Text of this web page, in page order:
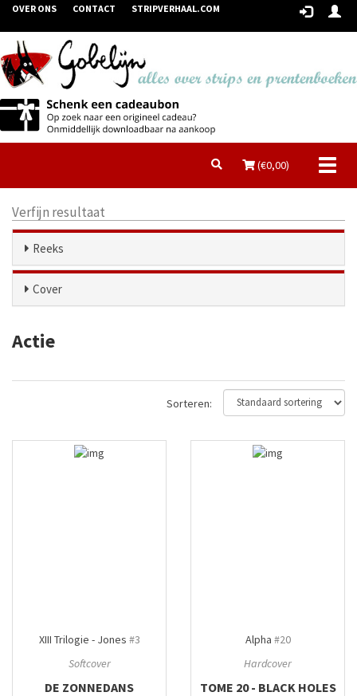
OVER ONS CONTACT STRIPVERHAAL.COM
(€0,00)
Verfijn resultaat
Reeks
Cover
Actie
Sorteren:
XIII Trilogie - Jones #3
Softcover
DE ZONNEDANS
Alpha #20
Hardcover
TOME 20 - BLACK HOLES